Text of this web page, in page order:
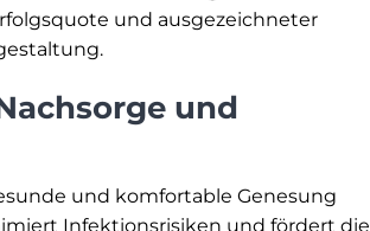
und ausgezeichneter
und
und komfortable Genesung
Infektionsrisiken und fördert die